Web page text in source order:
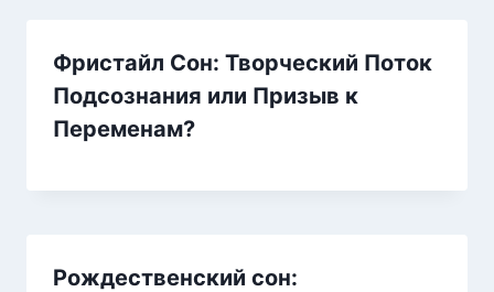
Фристайл Сон: Творческий Поток
Подсознания или Призыв к
Переменам?
Рождественский сон: